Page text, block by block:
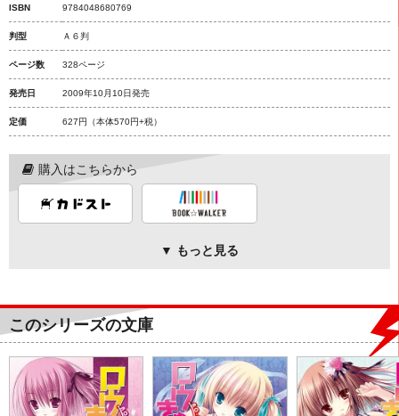
ISBN 9784048680769
判型 Ａ６判
ページ数 328ページ
発売日 2009年10月10日発売
定価 627円 （本体570円+税）
購入はこちらから
▼ もっと見る
このシリーズの文庫